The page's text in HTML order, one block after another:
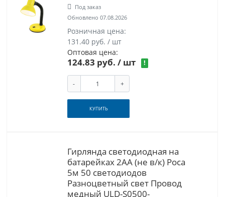
Под заказ
Обновлено 07.08.2026
Розничная цена:
131.40 руб. / шт
Оптовая цена:
124.83 руб. / шт !
- +
КУПИТЬ
Гирлянда светодиодная на
батарейках 2AA (не в/к) Роса
5м 50 светодиодов
Разноцветный свет Провод
медный ULD-S0500-